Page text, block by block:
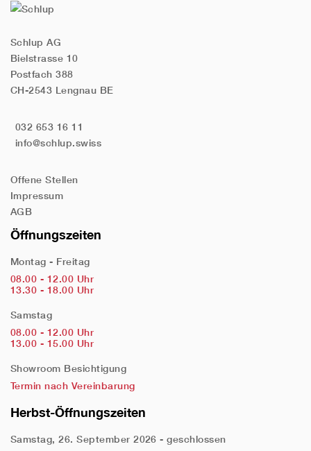
Schlup AG
Bielstrasse 10
Postfach 388
CH-2543 Lengnau BE
032 653 16 11
info@schlup.swiss
Offene Stellen
Impressum
AGB
Öffnungszeiten
Montag - Freitag
08.00 - 12.00 Uhr
13.30 - 18.00 Uhr
Samstag
08.00 - 12.00 Uhr
13.00 - 15.00 Uhr
Showroom Besichtigung
Termin nach Vereinbarung
Herbst-Öffnungszeiten
Samstag, 26. September 2026 - geschlossen